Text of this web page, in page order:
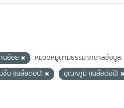
นอ้อย
หมวดหมู่ตามธรรมาภิบาลข้อมูล:
ชื่น (เฉลี่ยต่อปี) อุณหภูมิ (เฉลี่ยต่อปี)